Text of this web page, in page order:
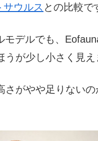
サウルス との比較で
モデルでも、
うが少し小さく見え
さがやや足りない